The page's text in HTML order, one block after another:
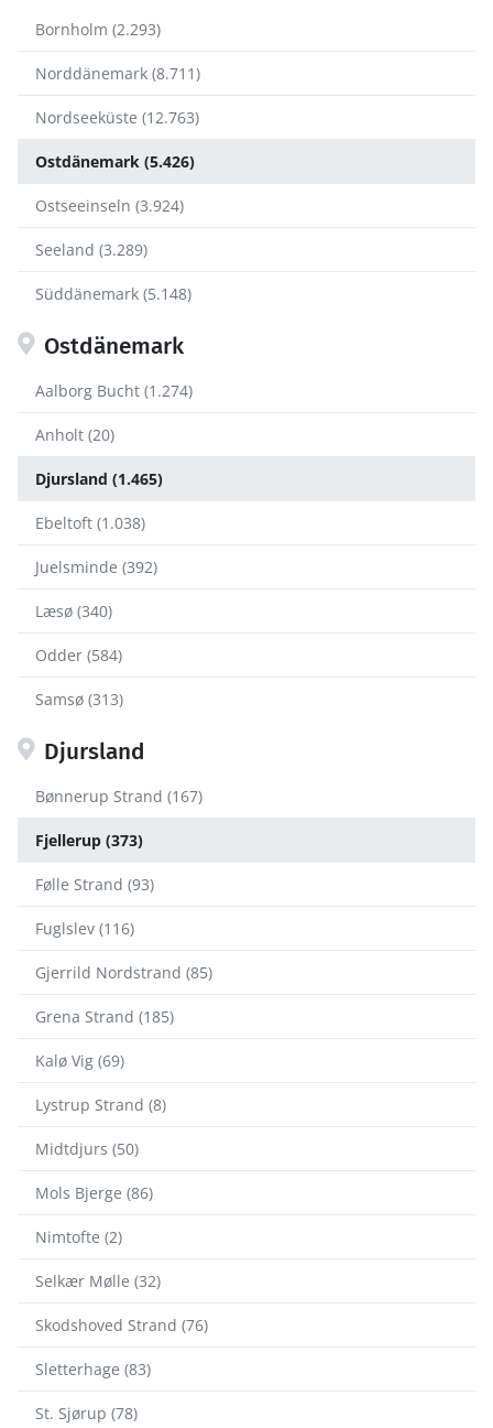
Bornholm (2.293)
Norddänemark (8.711)
Nordseeküste (12.763)
Ostdänemark (5.426)
Ostseeinseln (3.924)
Seeland (3.289)
Süddänemark (5.148)
Ostdänemark
Aalborg Bucht (1.274)
Anholt (20)
Djursland (1.465)
Ebeltoft (1.038)
Juelsminde (392)
Læsø (340)
Odder (584)
Samsø (313)
Djursland
Bønnerup Strand (167)
Fjellerup (373)
Følle Strand (93)
Fuglslev (116)
Gjerrild Nordstrand (85)
Grena Strand (185)
Kalø Vig (69)
Lystrup Strand (8)
Midtdjurs (50)
Mols Bjerge (86)
Nimtofte (2)
Selkær Mølle (32)
Skodshoved Strand (76)
Sletterhage (83)
St. Sjørup (78)